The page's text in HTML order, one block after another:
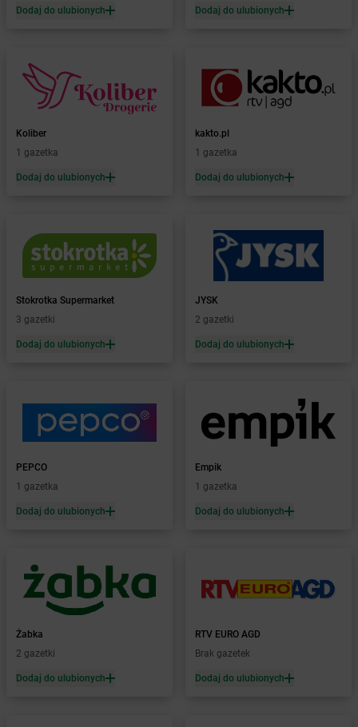
Żabka Białogóra
Żabka
Żabka Białystok
Żabka Bibice
Żabka
Żabka Biedrusko
Żabka Bielany Wrocławskie
Żabka Bielsk Podlaski
Żabka Bielsko
Żabka Bielsko-Biała
Żabka Bieniewice
Żabka Bieruń
Żabka Bieżuń
Żabka Biórków Mały
Żabka Biskupice
Żabka Biskupów
Żabka Blachownia
Żabka Błażejewo
Żabka
Bliżyn
Żabka Blok Dobryszyce
Żabka Błonie
Żabka
Żabka Bobowa
Żabka Bobrek
Dodaj do ulubionych Dodaj do ulubionych
Koliber
1 gazetka
Dodaj do ulubionych
kakto.pl
1 gazetka
Dodaj do ulubionych
Stokrotka Supermarket
3 gazetki
Dodaj do ulubionych
JYSK
2 gazetki
Dodaj do ulubionych
PEPCO
1 gazetka
Dodaj do ulubionych
Empik
1 gazetka
Dodaj do ulubionych
Żabka
2 gazetki
Dodaj do ulubionych
RTV EURO AGD
Brak gazetek
Dodaj do ulubionych